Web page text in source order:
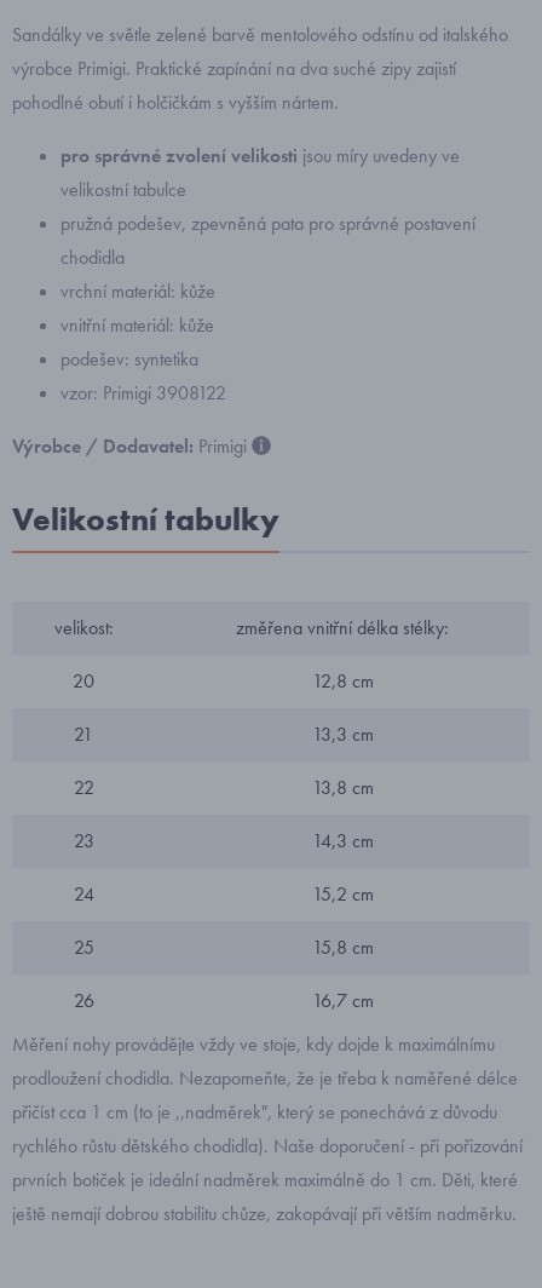
Sandálky ve světle zelené barvě mentolového odstínu od italského
výrobce Primigi. Praktické zapínání na dva suché zipy zajistí
pohodlné obutí i holčičkám s vyšším nártem.
pro správné zvolení velikosti jsou míry uvedeny ve
velikostní tabulce
pružná podešev, zpevněná pata pro správné postavení
chodidla
vrchní materiál: kůže
vnitřní materiál: kůže
podešev: syntetika
vzor: Primigi 3908122
Výrobce / Dodavatel: Primigi
Velikostní tabulky
velikost: změřena vnitřní délka stélky:
20 12,8 cm
21 13,3 cm
22 13,8 cm
23 14,3 cm
24 15,2 cm
25 15,8 cm
26
16,7 cm
Měření nohy provádějte vždy ve stoje, kdy dojde k maximálnímu
prodloužení chodidla. Nezapomeňte, že je třeba k naměřené délce
přičíst cca 1 cm (to je ,,nadměrek", který se ponechává z důvodu
rychlého růstu dětského chodidla). Naše doporučení - při pořizování
prvních botiček je ideální nadměrek maximálně do 1 cm. Děti, které
ještě nemají dobrou stabilitu chůze, zakopávají při větším nadměrku.